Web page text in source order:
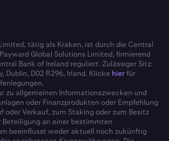
tätig als Kraken, ist durch die Central
Global Solutions Limited, firmierend
Bank of Ireland reguliert. Zulässiger Sitz:
Dublin, D02 R296, Irland. Klicke hierfür
zu allgemeinen Informationszwecken und
oder Finanzprodukten oder Empfehlung
oder Verkauf, zum Staking oder zum Besitz
an einer bestimmten
beeinflusst weder aktuell noch zukünftig